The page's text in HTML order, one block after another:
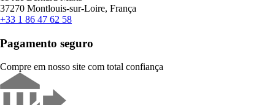
37270 Montlouis-sur-Loire, França
+33 1 86 47 62 58
Pagamento seguro
Compre em nosso site com total confiança